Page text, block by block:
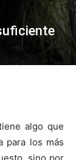
algo que
para los más